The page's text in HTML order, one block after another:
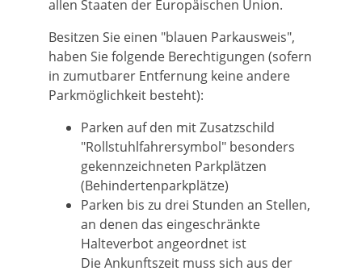
allen Staaten der Europäischen Union.
Besitzen Sie einen "blauen Parkausweis",
haben Sie folgende Berechtigungen (sofern
in zumutbarer Entfernung keine andere
Parkmöglichkeit besteht):
Parken auf den mit Zusatzschild
"Rollstuhlfahrersymbol" besonders
gekennzeichneten Parkplätzen
(Behindertenparkplätze)
Parken bis zu drei Stunden an Stellen,
an denen das eingeschränkte
Halteverbot angeordnet ist
Die Ankunftszeit muss sich aus der